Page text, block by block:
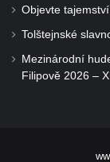
Objevte
Tolštejnské
Mezinárodní
Filipově 2026 –